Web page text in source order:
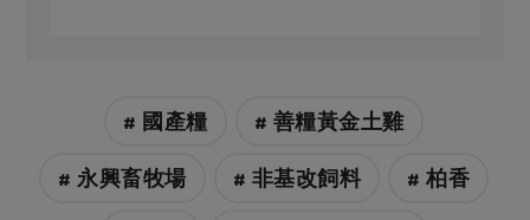
# 國產糧 # 善糧黃金土雞
# 永興畜牧場 # 非基改飼料 # 柏香